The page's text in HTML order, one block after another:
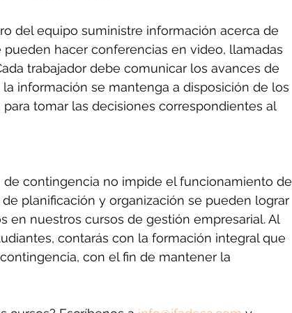
del equipo suministre información acerca de
pueden hacer conferencias en video, llamadas
trabajador debe comunicar los avances de
información se mantenga a disposición de los
tomar las decisiones correspondientes al
contingencia no impide el funcionamiento de
planificación y organización se pueden lograr
en nuestros cursos de gestión empresarial. Al
contarás con la formación integral que
con el fin de mantener la